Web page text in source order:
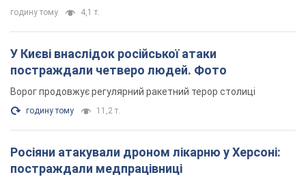
годину тому 4,1 т.
У Києві внаслідок російської атаки
постраждали четверо людей. Фото
Ворог продовжує регулярний ракетний терор столиці
годину тому 11,2 т.
Росіяни атакували дроном лікарню у Херсоні:
постраждали медпрацівниці